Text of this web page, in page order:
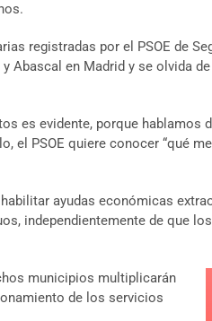
registradas por el PSOE de
Abascal en Madrid y se olvida
es evidente, porque hablamos
el PSOE quiere conocer “qué
ayudas económicas
independientemente de que
municipios multiplicarán
de los servicios